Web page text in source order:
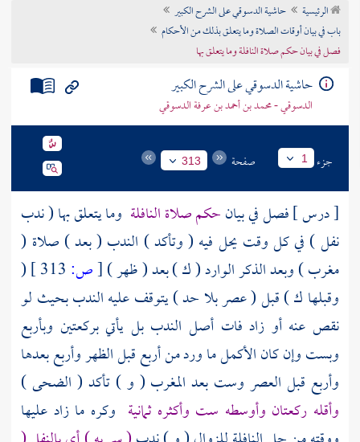
تراجم الأعلام
الرئيسية
حاشية الدسوقي على الشرح الكبير
باب في بيان أوقات الصلاة وما يتعلق بذلك من الأحكام
فصل في بيان حكم صلاة النافلة وما يتعلق بها
حاشية الدسوقي على الشرح الكبير
الدسوقي - محمد بن أحمد بن عرفة الدسوقي
جزء 1 صفحة 313
[ درس ] فصل في بيانحكم صلاة النافلة وما يتعلق بها ( ندب
نفل ) في كل وقت يحل فيه ( وتأكد ) الندب ( بعد ) صلاة (
مغرب ) وبعد الذكر الوارد ( ك ) بعد ( ظهر )[ص:
(
وقبلها ك ) قبل ( عصر بلا حد ) يتوقف عليه الندب بحيث لو
نقص عنه أو زاد فات أصل الندب بل يأتي بركعتين وبأربع
وبست وإن كان الأكمل ما ورد من أربع قبل الظهر وأربع بعدها
وأربع قبل العصر وست بعد المغرب ( و ) تأكد ( الضحى )
وأقله ركعتان وأوسطه ست وأكثره ثمانية وكره ما زاد عليها